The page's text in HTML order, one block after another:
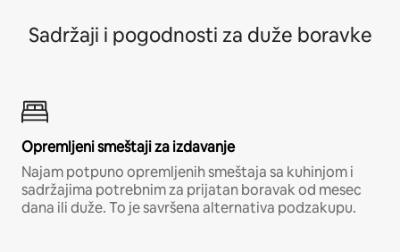
Sadržaji i pogodnosti za duže boravke
Opremljeni smeštaji za izdavanje
Najam potpuno opremljenih smeštaja sa kuhinjom i
sadržajima potrebnim za prijatan boravak od mesec
dana ili duže. To je savršena alternativa podzakupu.